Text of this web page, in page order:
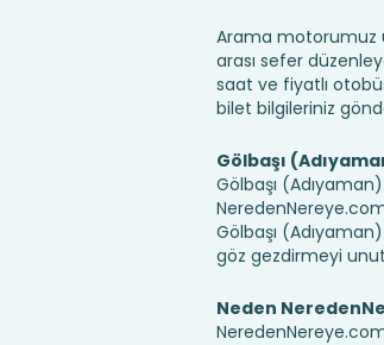
Arama motorumuz
arası sefer
saat ve fiyatlı
bilet bilgileriniz
Gölbaşı
Gölbaşı
Gölbaşı
göz gezdirmeyi
Neden